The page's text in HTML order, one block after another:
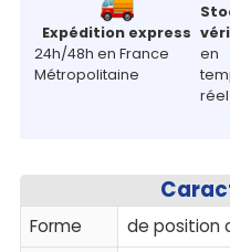
Expédition express
24h/48h en France
Métropolitaine
en
réel
Forme
de position